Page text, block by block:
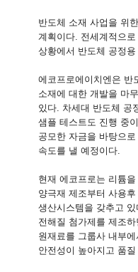
반도체 소재 사업을 위
계획이다. 전세계적으
상황에서 반도체 공정
에코프로에이치엔은 반
소재에 대한 개발을 마
있다. 차세대 반도체 공
샘플 테스트도 진행 중
공모한 자금을 바탕으
속도를 낼 예정이다.
현재 에코프로는 리튬
양극재 제조부터 사용
생산시스템을 갖추고
전해질 첨가제를 제조
원재료를 그룹사 내부
안전성이 높아지고 품